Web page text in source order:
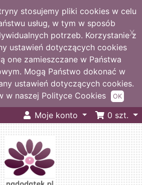
stosujemy pliki cookies w celu
usług, w tym w sposób
potrzeb. Korzystanie z
ustawień dotyczących cookies
one zamieszczane w Państwa
Mogą Państwo dokonać w
ustawień dotyczących cookies.
w naszej Polityce Cookies
X
OK
Moje konto 0 szt.